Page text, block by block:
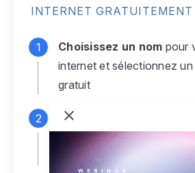
INTERNET GRATUITEMENT
Choisissez un nom pour
internet et sélectionnez
gratuit
Connectez-vous
monsite gratuit pour
espace d'administration